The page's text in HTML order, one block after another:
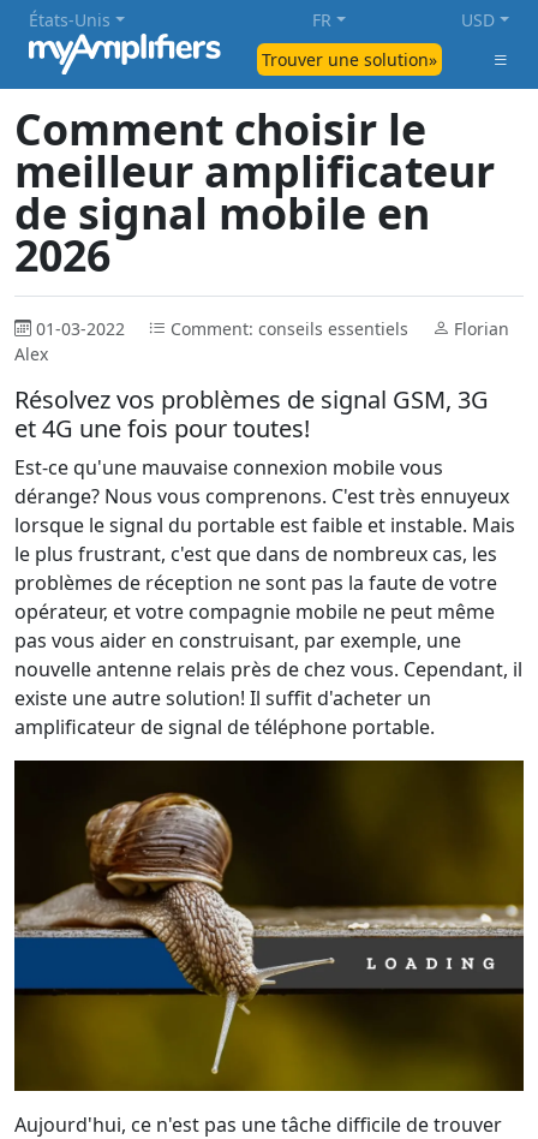
Trouver une solution»
États-Unis FR USD
Comment choisir le
meilleur amplificateur
de signal mobile en
2026
01-03-2022 Comment: conseils essentiels
Florian
Alex
Résolvez vos problèmes de signal GSM, 3G
et 4G une fois pour toutes!
Est-ce qu'une mauvaise connexion mobile vous
dérange? Nous vous comprenons. C'est très ennuyeux
lorsque le signal du portable est faible et instable. Mais
le plus frustrant, c'est que dans de nombreux cas, les
problèmes de réception ne sont pas la faute de votre
opérateur, et votre compagnie mobile ne peut même
pas vous aider en construisant, par exemple, une
nouvelle antenne relais près de chez vous. Cependant, il
existe une autre solution! Il suffit d'acheter un
amplificateur de signal de téléphone portable.
Aujourd'hui, ce n'est pas une tâche difficile de trouver